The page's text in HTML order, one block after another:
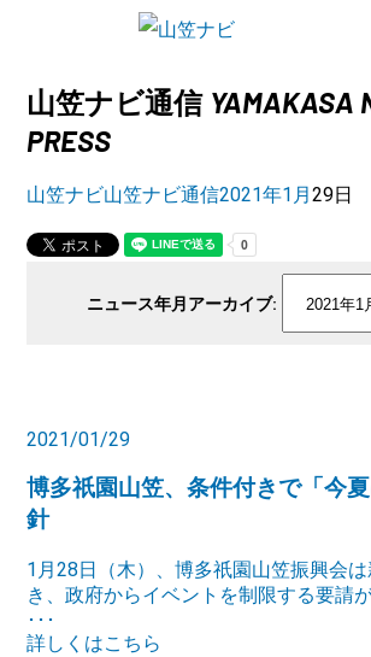
山笠ナビ通信 YAMAKASA
PRESS
山笠ナビ山笠ナビ通信2021年1月29日
ニュース年月アーカイブ
2021/01/29
博多祇園山笠、条件付きで「今
針
1月28日（木）、博多祇園山笠振興会
き、政府からイベントを制限する要請
･･･
詳しくはこちら